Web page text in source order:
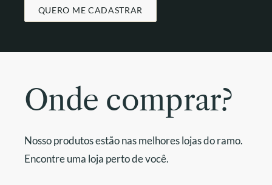
QUERO ME CADASTRAR
Onde comprar?
Nosso produtos estão nas melhores lojas do ramo.
Encontre uma loja perto de você.